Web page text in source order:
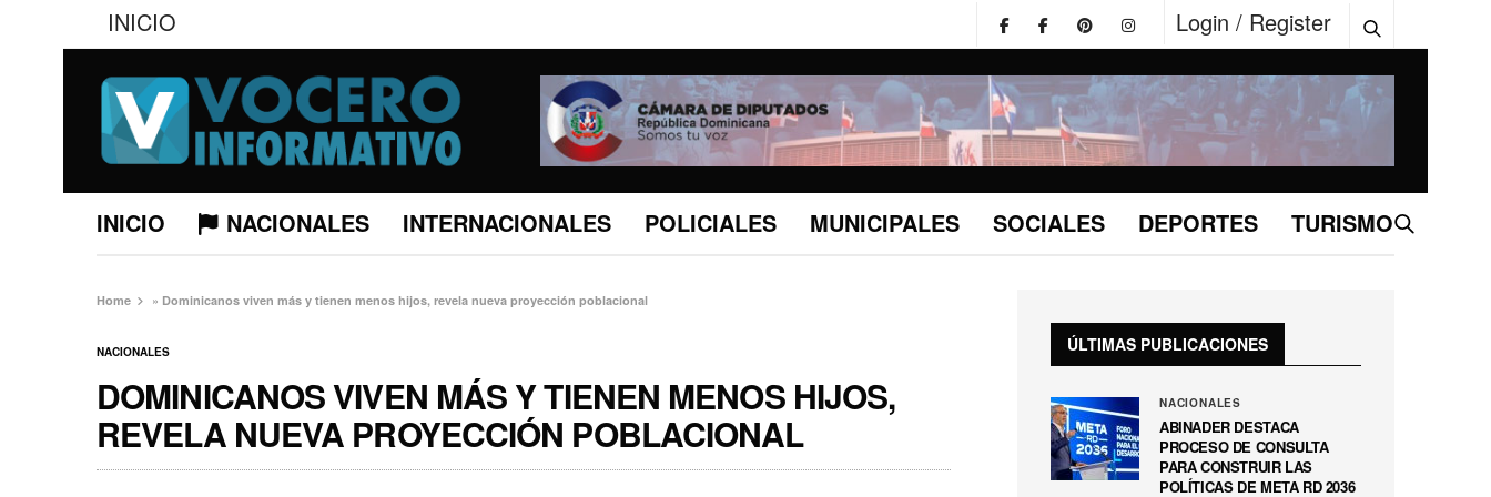
INICIO Login / Register
INICIO NACIONALES INTERNACIONALES POLICIALES MUNICIPALES SOCIALES DEPORTES TURISMO
Home » Dominicanos viven más y tienen menos hijos, revela nueva proyección poblacional
NACIONALES
DOMINICANOS VIVEN MÁS Y TIENEN MENOS HIJOS,
REVELA NUEVA PROYECCIÓN POBLACIONAL
ÚLTIMAS PUBLICACIONES
NACIONALES
ABINADER DESTACA
PROCESO DE CONSULTA
PARA CONSTRUIR LAS
POLÍTICAS DE META RD 2036